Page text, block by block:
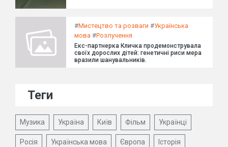
#Мистецтво та розваги #Українська
мова #Розлучення
Екс-партнерка Кличка продемонструвала
своїх дорослих дітей: генетичні риси мера
вразили шанувальників.
Теги
Музика Україна Київ Фільм Українці
Росія Українська мова Європа Історія